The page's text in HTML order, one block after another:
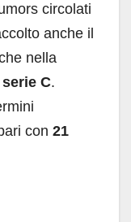
circolati
anche il
nella
serie C.
con 21